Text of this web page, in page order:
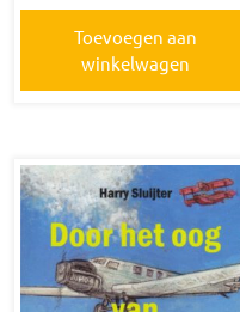
Toevoegen aan
winkelwagen